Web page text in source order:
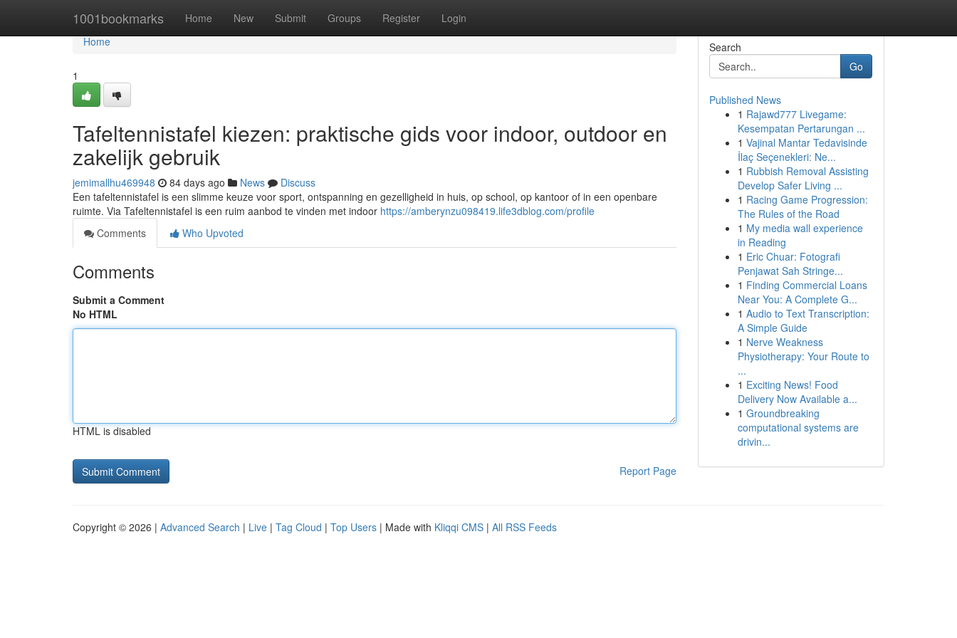
1001bookmarks Home New Submit Groups Register Login
Home
Home
1
Tafeltennistafel kiezen: praktische gids voor indoor, outdoor en
zakelijk gebruik
jemimallhu469948 84 days ago News
Discuss
Een tafeltennistafel is een slimme keuze voor sport, ontspanning en gezelligheid in huis, op school, op kantoor of in een openbare
ruimte. Via Tafeltennistafel is een ruim aanbod te vinden met indoor https://amberynzu098419.life3dblog.com/profile
Comments
Who Upvoted
Comments
Submit a Comment
No HTML
HTML is disabled
Report Page
Search
Go
Published News
1 Rajawd777 Livegame:
Kesempatan Pertarungan ...
1 Vajinal Mantar Tedavisinde
İlaç Seçenekleri: Ne...
1 Rubbish Removal Assisting
Develop Safer Living ...
1 Racing Game Progression:
The Rules of the Road
1 My media wall experience
in Reading
1 Eric Chuar: Fotografi
Penjawat Sah Stringe...
1 Finding Commercial Loans
Near You: A Complete G...
1 Audio to Text Transcription:
A Simple Guide
1 Nerve Weakness
Physiotherapy: Your Route to
...
1 Exciting News! Food
Delivery Now Available a...
1 Groundbreaking
computational systems are
drivin...
Copyright © 2026 | Advanced Search | Live | Tag Cloud | Top Users | Made with Kliqqi CMS | All RSS Feeds